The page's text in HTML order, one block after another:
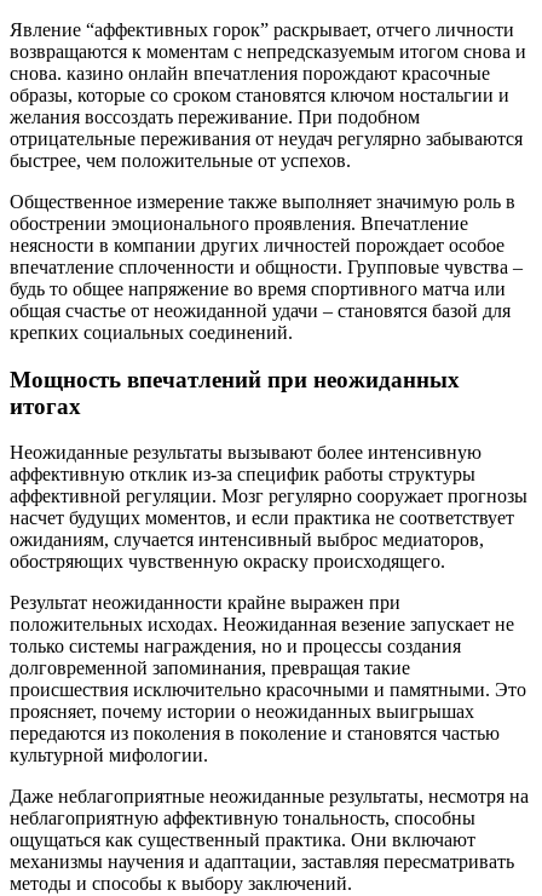
Явление “аффективных горок” раскрывает, отчего личности
возвращаются к моментам с непредсказуемым итогом снова и
снова. казино онлайн впечатления порождают красочные
образы, которые со сроком становятся ключом ностальгии и
желания воссоздать переживание. При подобном
отрицательные переживания от неудач регулярно забываются
быстрее, чем положительные от успехов.
Общественное измерение также выполняет значимую роль в
обострении эмоционального проявления. Впечатление
неясности в компании других личностей порождает особое
впечатление сплоченности и общности. Групповые чувства –
будь то общее напряжение во время спортивного матча или
общая счастье от неожиданной удачи – становятся базой для
крепких социальных соединений.
Мощность впечатлений при неожиданных
итогах
Неожиданные результаты вызывают более интенсивную
аффективную отклик из-за специфик работы структуры
аффективной регуляции. Мозг регулярно сооружает прогнозы
насчет будущих моментов, и если практика не соответствует
ожиданиям, случается интенсивный выброс медиаторов,
обостряющих чувственную окраску происходящего.
Результат неожиданности крайне выражен при
положительных исходах. Неожиданная везение запускает не
только системы награждения, но и процессы создания
долговременной запоминания, превращая такие
происшествия исключительно красочными и памятными. Это
проясняет, почему истории о неожиданных выигрышах
передаются из поколения в поколение и становятся частью
культурной мифологии.
Даже неблагоприятные неожиданные результаты, несмотря на
неблагоприятную аффективную тональность, способны
ощущаться как существенный практика. Они включают
механизмы научения и адаптации, заставляя пересматривать
методы и способы к выбору заключений.